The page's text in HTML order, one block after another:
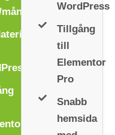
WordPress
Tillgång
till
Elementor
Pro
Snabb
hemsida